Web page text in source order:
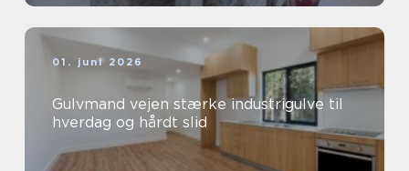
01. juni 2026
Gulvmand vejen stærke industrigulve til
hverdag og hårdt slid